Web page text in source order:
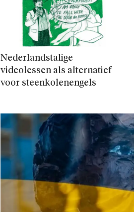
Nederlandstalige
videolessen als alternatief
voor steenkolenengels